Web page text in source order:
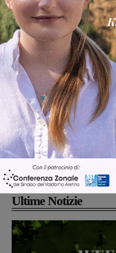
Cronaca 3 Agosto 2026
Scomparso da una
Fiorentino l’uomo
Levane nel 2020
Articolo precedente
A Vallombrosa il V° Festival voci e
suoni d’estate per i 180 anni della
Filarmonica G. Verdi
Ultime Notizie